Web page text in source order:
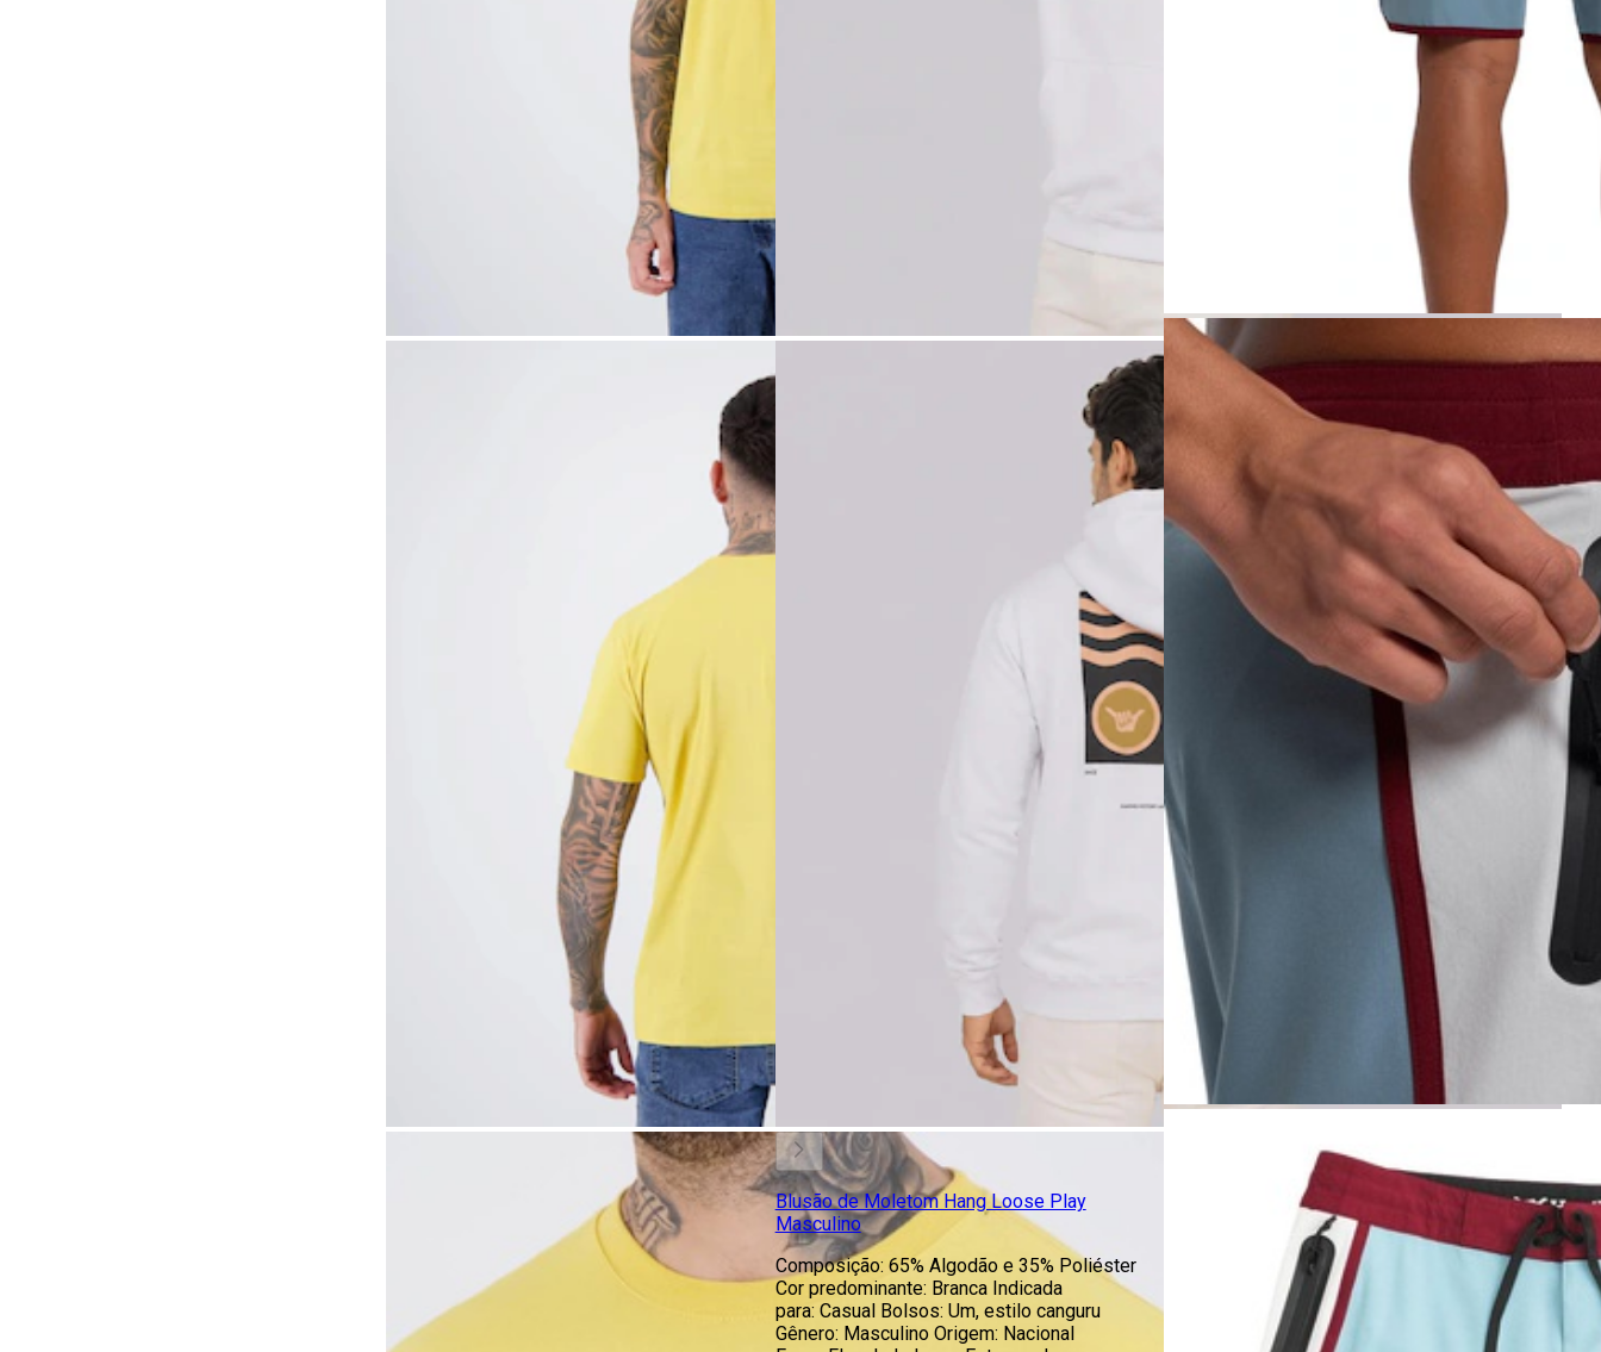
Blusão de Moletom Hang Loose Play
Masculino
Composição: 65% Algodão e 35% Poliéster
Cor predominante: Branca Indicada
para: Casual Bolsos: Um, estilo canguru
Gênero: Masculino Origem: Nacional